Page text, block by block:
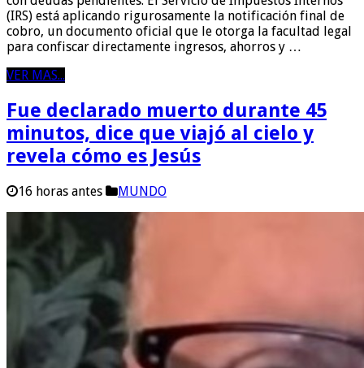
(IRS) está aplicando rigurosamente la notificación final de
cobro, un documento oficial que le otorga la facultad legal
para confiscar directamente ingresos, ahorros y …
VER MAS...
Fue declarado muerto durante 45
minutos, dice que viajó al cielo y
revela cómo es Jesús
16 horas antes MUNDO